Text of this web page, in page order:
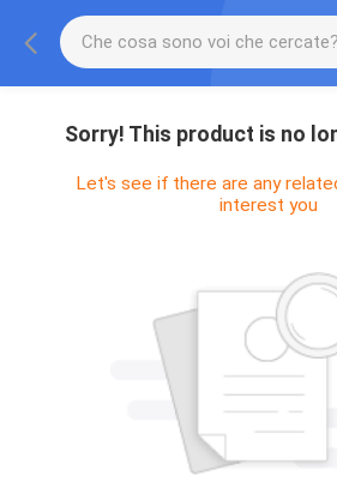
Sorry! This product is no
Let's see if there are any
interest you